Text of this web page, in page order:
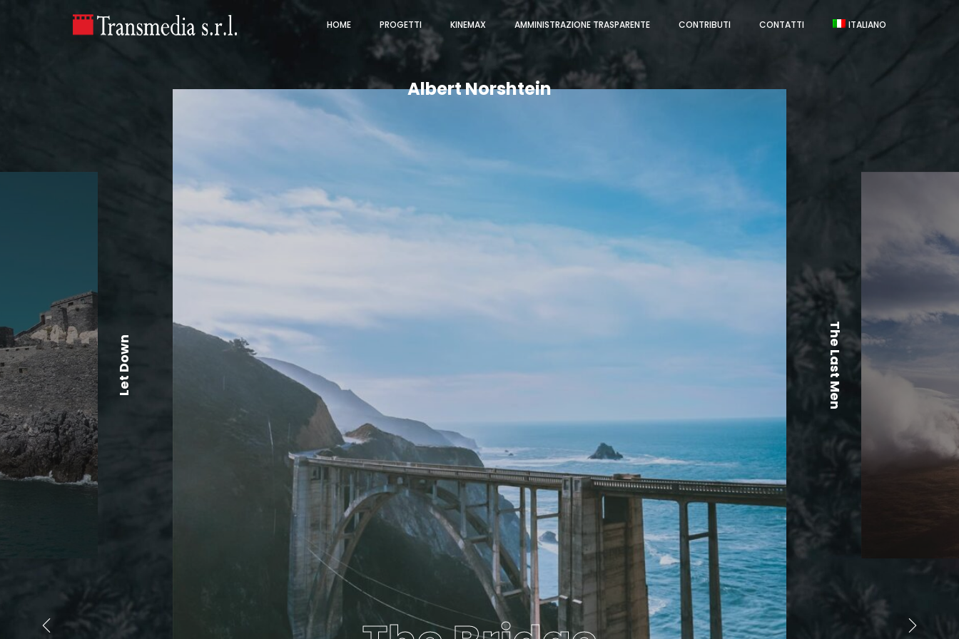
HOME PROGETTI KINEMAX AMMINISTRAZIONE TRASPARENTE CONTRIBUTI CONTATTI ITALIANO
Let Down
Albert Norshtein
The Last Men